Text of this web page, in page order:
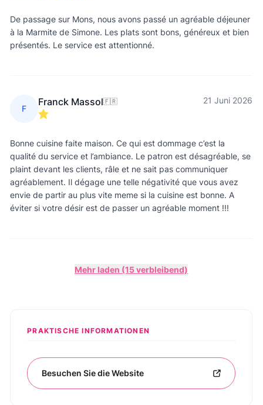
De passage sur Mons, nous avons passé un agréable déjeuner
à la Marmite de Simone. Les plats sont bons, généreux et bien
présentés. Le service est attentionné.
F
Franck Massol🇫🇷 21 Juni 2026
Bonne cuisine faite maison. Ce qui est dommage c’est la
qualité du service et l’ambiance. Le patron est désagréable, se
plaint devant les clients, râle et ne sait pas communiquer
agréablement. Il dégage une telle négativité que vous avez
envie de partir au plus vite meme si la cuisine est bonne. A
éviter si votre désir est de passer un agréable moment !!!
Mehr laden (15 verbleibend)
PRAKTISCHE INFORMATIONEN
Besuchen Sie die Website